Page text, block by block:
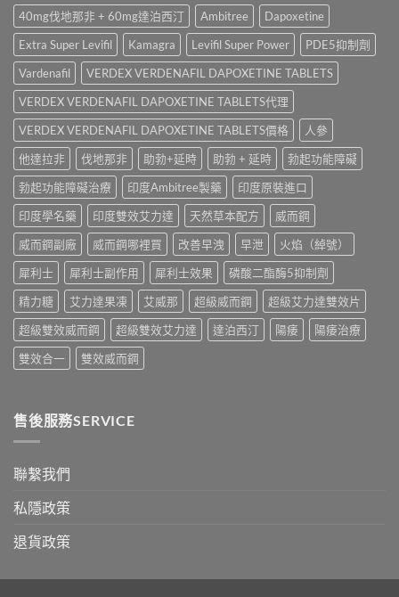
藥
購
買
比
較〉
中
果、
價
錢、
副
作
用
全
面
比
較
與
香
港
購
買
指
南〉
與
Kamagra
Jelly
全
面
比
較〉
中
裡
買？
犀
利
士
學
名
藥
購
買
渠
道、
價
錢
與
真
假
辨
指
南〉
中
40mg伐地那非 + 60mg達泊西汀 Ambitree
Dapoxetine
Extra Super Levifil
Kamagra Levifil Super Power
PDE5抑制劑
Vardenafil
VERDEX VERDENAFIL DAPOXETINE TABLETS
VERDEX VERDENAFIL DAPOXETINE TABLETS代理
VERDEX VERDENAFIL DAPOXETINE TABLETS價格
人參
他達拉非
伐地那非 助勃+延時 助勃 + 延時
勃起功能障礙
勃起功能障礙治療
印度Ambitree製藥
印度原裝進口
印度學名藥
印度雙效艾力達 天然草本配方
威而鋼
威而鋼副廠
威而鋼哪裡買 改善早洩 早泄
火焰（綽號）
犀利士
犀利士副作用 犀利士效果
磷酸二酯酶5抑制劑
精力糖
艾力達果凍 艾威那 超級威而鋼
超級艾力達雙效片
超級雙效威而鋼
超級雙效艾力達 達泊西汀 陽痿
陽痿治療
雙效合一
雙效威而鋼
售後服務SERVICE
聯繫我們
私隱政策
退貨政策